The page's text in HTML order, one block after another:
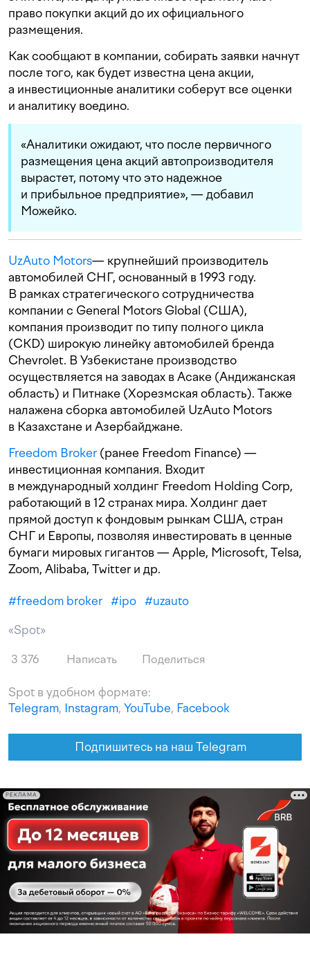
право покупки акций до их официального
размещения.
Как сообщают в компании, собирать заявки начнут
после того, как будет известна цена акции,
а инвестиционные аналитики соберут все оценки
и аналитику воедино.
«Аналитики ожидают, что после первичного
размещения цена акций автопроизводителя
вырастет, потому что это надежное
и прибыльное предприятие», — добавил
Можейко.
UzAuto Motors— крупнейший производитель
автомобилей СНГ, основанный в 1993 году.
В рамках стратегического сотрудничества
компании с General Motors Global (США),
компания производит по типу полного цикла
(CKD) широкую линейку автомобилей бренда
Chevrolet. В Узбекистане производство
осуществляется на заводах в Асаке (Андижанская
область) и Питнаке (Хорезмская область). Также
налажена сборка автомобилей UzAuto Motors
в Казахстане и Азербайджане.
Freedom Broker(ранее Freedom Finance) —
инвестиционная компания. Входит
в международный холдинг Freedom Holding Corp,
работающий в 12 странах мира. Холдинг дает
прямой доступ к фондовым рынкам США, стран
СНГ и Европы, позволяя инвестировать в ценные
бумаги мировых гигантов — Apple, Microsoft, Telsa,
Zoom, Alibaba, Twitter и др.
#freedom broker #ipo #uzauto
«Spot»
3 376 Написать Поделиться
Spot в удобном формате:
Telegram, Instagram, YouTube, Facebook
Подпишитесь на наш Telegram
РЕКЛАМА